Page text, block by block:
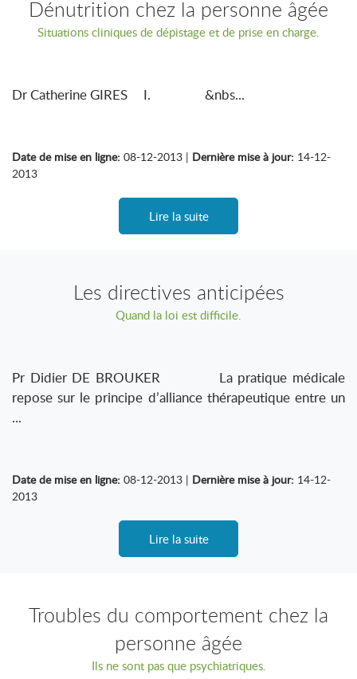
Dénutrition chez la personne âgée
Situations cliniques de dépistage et de prise en charge.
Dr Catherine GIRES I. &nbs...
Date de mise en ligne: 08-12-2013 | Dernière mise à jour: 14-12-
2013
Lire la suite
Les directives anticipées
Quand la loi est difficile.
Pr Didier DE BROUKER La pratique médicale
repose sur le principe d’alliance thérapeutique entre un
...
Date de mise en ligne: 08-12-2013 | Dernière mise à jour: 14-12-
2013
Lire la suite
Troubles du comportement chez la
personne âgée
Ils ne sont pas que psychiatriques.